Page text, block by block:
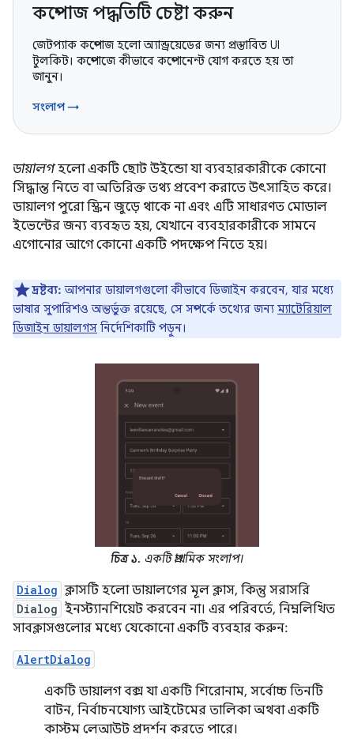
কম্পোজ পদ্ধতিটি চেষ্টা করুন
জেটপ্যাক কম্পোজ হলো অ্যান্ড্রয়েডের জন্য প্রস্তাবিত UI
টুলকিট। কম্পোজে কীভাবে কম্পোনেন্ট যোগ করতে হয় তা
জানুন।
সংলাপ →
ডায়ালগহলো একটি ছোট উইন্ডো যা ব্যবহারকারীকে কোনো
সিদ্ধান্ত নিতে বা অতিরিক্ত তথ্য প্রবেশ করাতে উৎসাহিত করে।
ডায়ালগ পুরো স্ক্রিন জুড়ে থাকে না এবং এটি সাধারণত মোডাল
ইভেন্টের জন্য ব্যবহৃত হয়, যেখানে ব্যবহারকারীকে সামনে
এগোনোর আগে কোনো একটি পদক্ষেপ নিতে হয়।
দ্রষ্টব্য: আপনার ডায়ালগগুলো কীভাবে ডিজাইন করবেন, যার মধ্যে
ভাষার সুপারিশও অন্তর্ভুক্ত রয়েছে, সে সম্পর্কে তথ্যের জন্য ম্যাটেরিয়াল
ডিজাইন ডায়ালগস নির্দেশিকাটি পড়ুন।
চিত্র ১. একটি প্রাথমিক সংলাপ।
Dialog ক্লাসটি হলো ডায়ালগের মূল ক্লাস, কিন্তু সরাসরি
Dialog ইনস্ট্যানশিয়েট করবেন না। এর পরিবর্তে, নিম্নলিখিত
সাবক্লাসগুলোর মধ্যে যেকোনো একটি ব্যবহার করুন:
AlertDialog
একটি ডায়ালগ বক্স যা একটি শিরোনাম, সর্বোচ্চ তিনটি
বাটন, নির্বাচনযোগ্য আইটেমের তালিকা অথবা একটি
কাস্টম লেআউট প্রদর্শন করতে পারে।